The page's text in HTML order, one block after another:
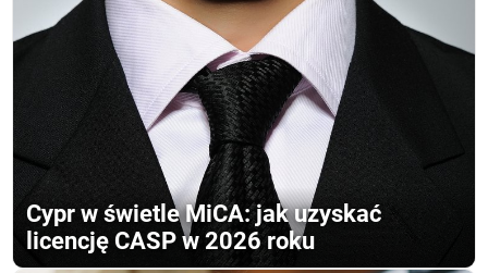
Cypr w świetle MiCA: jak uzyskać
licencję CASP w 2026 roku